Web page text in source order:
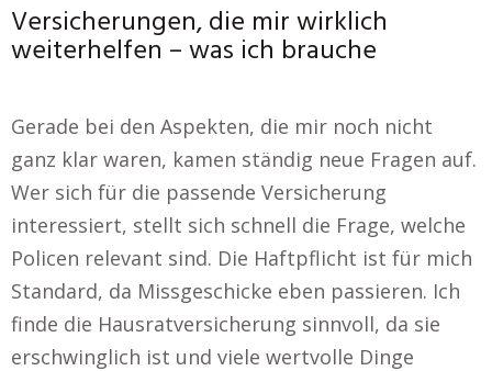
Versicherungen, die mir wirklich
weiterhelfen – was ich brauche
Gerade bei den Aspekten, die mir noch nicht
ganz klar waren, kamen ständig neue Fragen auf.
Wer sich für die passende Versicherung
interessiert, stellt sich schnell die Frage, welche
Policen relevant sind. Die Haftpflicht ist für mich
Standard, da Missgeschicke eben passieren. Ich
finde die Hausratversicherung sinnvoll, da sie
erschwinglich ist und viele wertvolle Dinge